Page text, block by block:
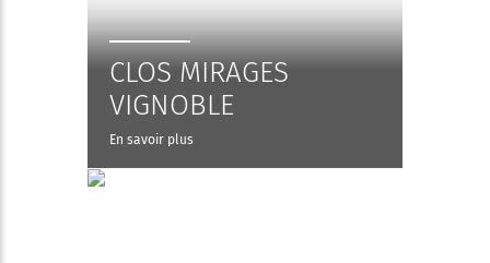
CLOS MIRAGES
VIGNOBLE
En savoir plus